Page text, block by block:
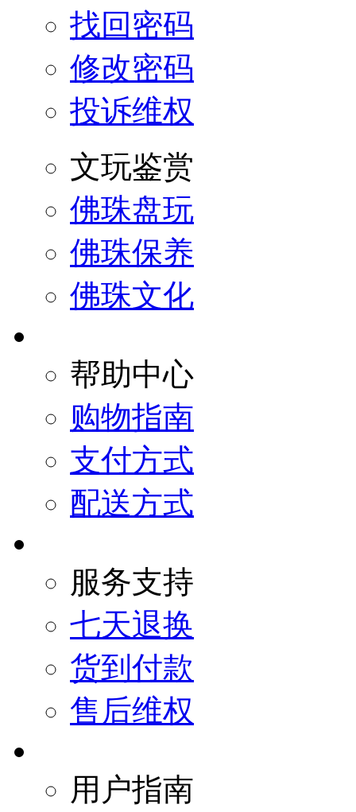
找回密码
修改密码
投诉维权
文玩鉴赏
佛珠盘玩
佛珠保养
佛珠文化
帮助中心
购物指南
支付方式
配送方式
服务支持
七天退换
货到付款
售后维权
用户指南